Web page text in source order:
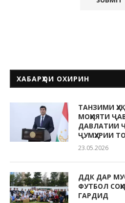
ХАБАРҲОИ ОХИРИН
ТАНЗИМИ
МОҲИЯТИ
ДАВЛАТИИ
ҶУМҲУРИИ
23.05.2026
ДДК ДАР
ФУТБОЛ
ГАРДИД